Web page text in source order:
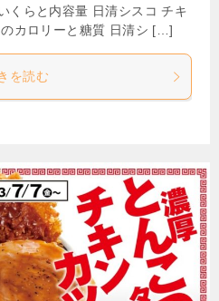
くらと内容量 日清シスコ チキ
カロリーと糖質 日清シ […]
を読む